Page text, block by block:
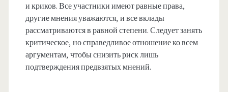
и криков. Все участники имеют равные права,
другие мнения уважаются, и все вклады
рассматриваются в равной степени. Следует занять
критическое, но справедливое отношение ко всем
аргументам, чтобы снизить риск лишь
подтверждения предвзятых мнений.